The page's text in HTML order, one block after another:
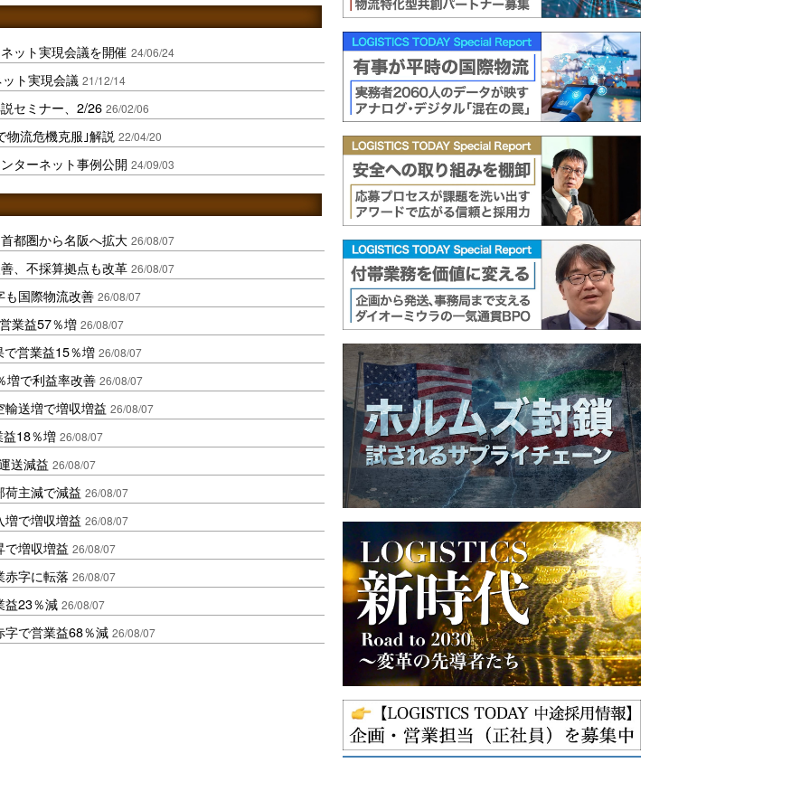
ット実現会議を開催 24/06/24
ト実現会議 21/12/14
セミナー、2/26 26/02/06
物流危機克服｣解説 22/04/20
ターネット事例公開 24/09/03
都圏から名阪へ拡大 26/08/07
、不採算拠点も改革 26/08/07
も国際物流改善 26/08/07
業益57％増 26/08/07
営業益15％増 26/08/07
増で利益率改善 26/08/07
送増で増収増益 26/08/07
18％増 26/08/07
送減益 26/08/07
主減で減益 26/08/07
で増収増益 26/08/07
で増収増益 26/08/07
赤字に転落 26/08/07
益23％減 26/08/07
字で営業益68％減 26/08/07